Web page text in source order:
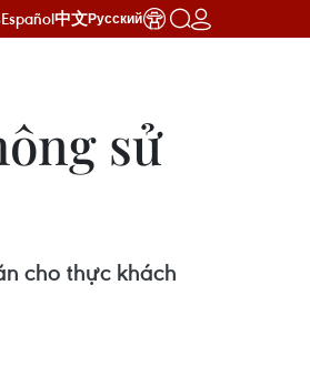
Español中文Русский
sử
cho thực khách